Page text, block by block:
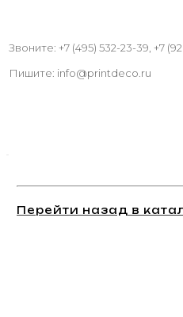
Звоните: +7 (495) 532-23-39, +7
Пишите: info@printdeco.ru
Перейти назад в